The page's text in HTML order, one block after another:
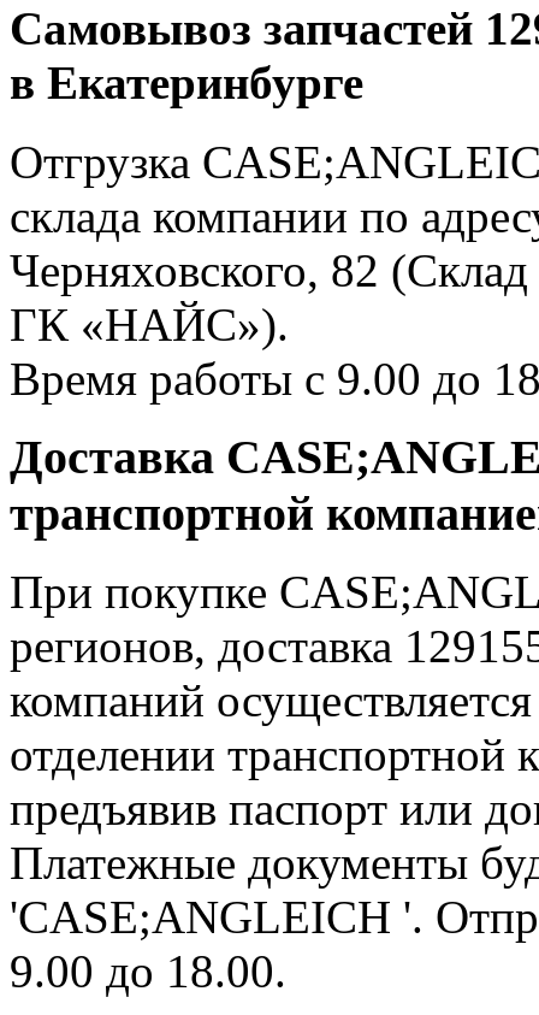
Самовывоз запчастей
в Екатеринбурге
Отгрузка
склада компании по
Черняховского, 82
ГК «НАЙС»).
Время работы с 9.00 до
Доставка
транспортной
При покупке
регионов, доставка
компаний
отделении транспортной
предъявив паспорт или
Платежные документы
'CASE;ANGLEICH '.
9.00 до 18.00.